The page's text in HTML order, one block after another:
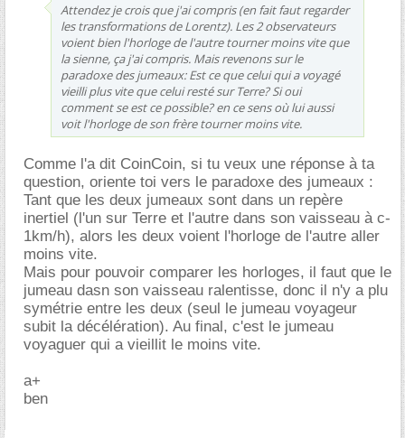
Attendez je crois que j'ai compris (en fait faut regarder
les transformations de Lorentz). Les 2 observateurs
voient bien l'horloge de l'autre tourner moins vite que
la sienne, ça j'ai compris. Mais revenons sur le
paradoxe des jumeaux: Est ce que celui qui a voyagé
vieilli plus vite que celui resté sur Terre? Si oui
comment se est ce possible? en ce sens où lui aussi
voit l'horloge de son frère tourner moins vite.
Comme l'a dit CoinCoin, si tu veux une réponse à ta
question, oriente toi vers le paradoxe des jumeaux :
Tant que les deux jumeaux sont dans un repère
inertiel (l'un sur Terre et l'autre dans son vaisseau à c-
1km/h), alors les deux voient l'horloge de l'autre aller
moins vite.
Mais pour pouvoir comparer les horloges, il faut que le
jumeau dasn son vaisseau ralentisse, donc il n'y a plu
symétrie entre les deux (seul le jumeau voyageur
subit la décélération). Au final, c'est le jumeau
voyaguer qui a vieillit le moins vite.
a+
ben